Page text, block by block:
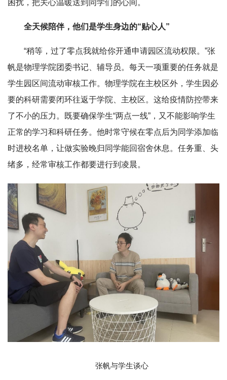
困扰，把关心温暖送到同学们的心间。
全天候陪伴，他们是学生身边的“贴心人”
“稍等，过了零点我就给你开通申请园区流动权限。”张
帆是物理学院团委书记、辅导员。每天一项重要的任务就是
学生园区间流动审核工作。物理学院在主校区外，学生因必
要的科研需要闭环往返于学院、主校区。这给疫情防控带来
了不小的压力。既要确保学生“两点一线”，又不能影响学生
正常的学习和科研任务。他时常守候在零点后为同学添加临
时进校名单，让做实验晚归同学能回宿舍休息。任务重、头
绪多，经常审核工作都要进行到凌晨。
张帆与学生谈心